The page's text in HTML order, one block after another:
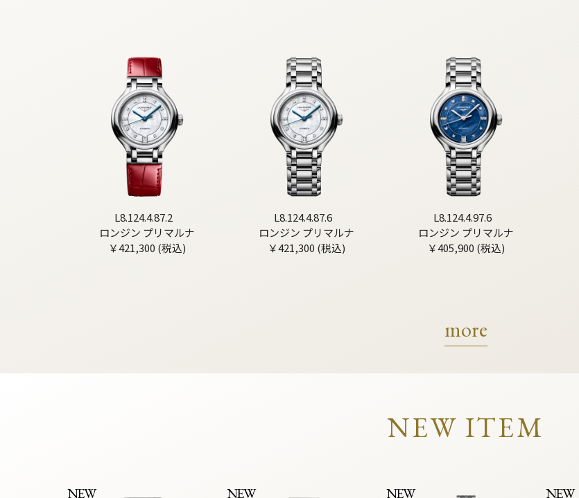
L8.124.4.87.2
ロンジン プリマルナ
￥421,300 (税込)
L8.124.4.87.6
ロンジン プリマルナ
￥421,300 (税込)
L8.124.4.97.6
ロンジン プリマルナ
￥405,900 (税込)
more
NEW ITEM
NEW NEW NEW NEW